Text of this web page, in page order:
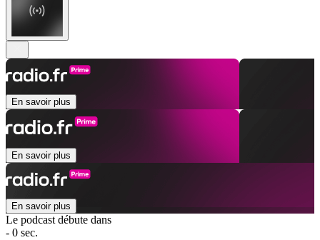
En savoir plus
En savoir plus
En savoir plus
Le podcast débute dans
- 0 sec.